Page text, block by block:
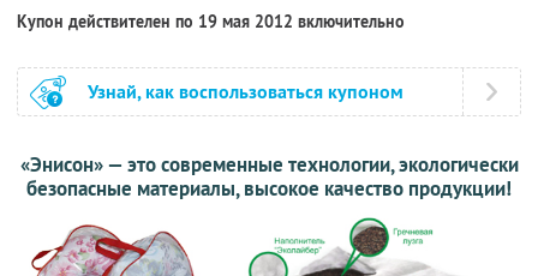
Купон действителен по 19 мая 2012 включительно
Узнай, как воспользоваться купоном
«Энисон» — это современные технологии, экологически
безопасные материалы, высокое качество продукции!